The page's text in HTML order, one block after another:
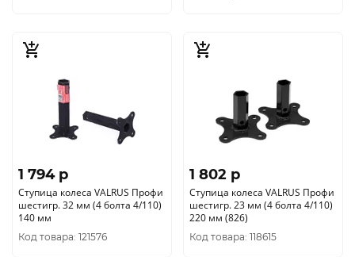
1 794 p
Ступица колеса VALRUS Профи
шестигр. 32 мм (4 болта 4/110)
140 мм
Код товара: 121576
1 802 p
Ступица колеса VALRUS Профи
шестигр. 23 мм (4 болта 4/110)
220 мм (826)
Код товара: 118615